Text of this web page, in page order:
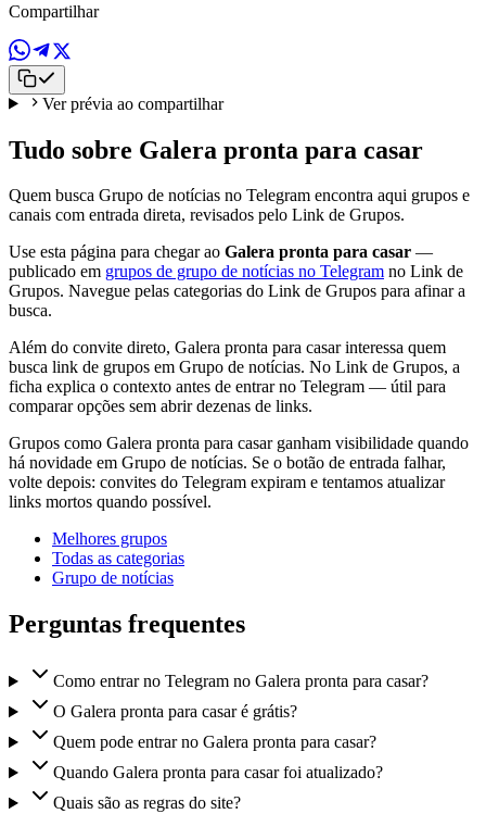
Compartilhar
Ver prévia ao compartilhar
Tudo sobre Galera pronta para casar
Quem busca Grupo de notícias no Telegram encontra aqui grupos e
canais com entrada direta, revisados pelo Link de Grupos.
Use esta página para chegar ao Galera pronta para casar —
publicado em grupos de grupo de notícias no Telegram no Link de
Grupos. Navegue pelas categorias do Link de Grupos para afinar a
busca.
Além do convite direto, Galera pronta para casar interessa quem
busca link de grupos em Grupo de notícias. No Link de Grupos, a
ficha explica o contexto antes de entrar no Telegram — útil para
comparar opções sem abrir dezenas de links.
Grupos como Galera pronta para casar ganham visibilidade quando
há novidade em Grupo de notícias. Se o botão de entrada falhar,
volte depois: convites do Telegram expiram e tentamos atualizar
links mortos quando possível.
Melhores grupos
Todas as categorias
Grupo de notícias
Perguntas frequentes
Como entrar no Telegram no Galera pronta para casar?
O Galera pronta para casar é grátis?
Quem pode entrar no Galera pronta para casar?
Quando Galera pronta para casar foi atualizado?
Quais são as regras do site?